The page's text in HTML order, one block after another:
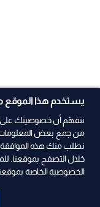
يستخدم هذا الموقع
نتفهّم أن خصوصيتك على
من جمع بعض
نطلب منك هذه
خلال التصفح بموقعنا.
الخصوصية الخاصة